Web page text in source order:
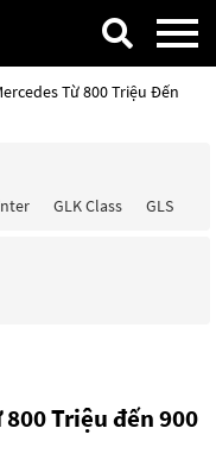
Từ 800 Triệu Đến
GLK Class GLS
Triệu đến 900